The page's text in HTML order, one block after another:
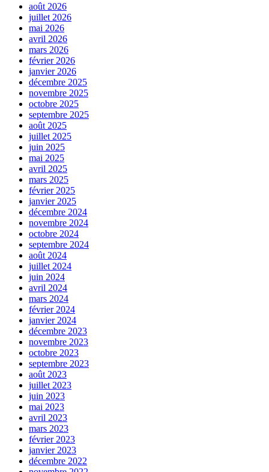
août 2026
juillet 2026
mai 2026
avril 2026
mars 2026
février 2026
janvier 2026
décembre 2025
novembre 2025
octobre 2025
septembre 2025
août 2025
juillet 2025
juin 2025
mai 2025
avril 2025
mars 2025
février 2025
janvier 2025
décembre 2024
novembre 2024
octobre 2024
septembre 2024
août 2024
juillet 2024
juin 2024
avril 2024
mars 2024
février 2024
janvier 2024
décembre 2023
novembre 2023
octobre 2023
septembre 2023
août 2023
juillet 2023
juin 2023
mai 2023
avril 2023
mars 2023
février 2023
janvier 2023
décembre 2022